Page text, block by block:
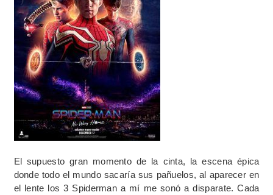
El supuesto gran momento de la cinta, la escena épica
donde todo el mundo sacaría sus pañuelos, al aparecer en
el lente los 3 Spiderman a mí me sonó a disparate. Cada